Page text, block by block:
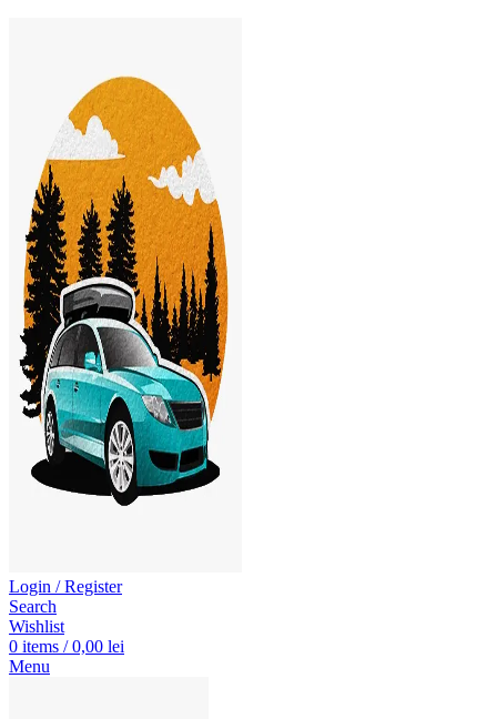
Login / Register
Search
Wishlist
0 items / 0,00 lei
Menu